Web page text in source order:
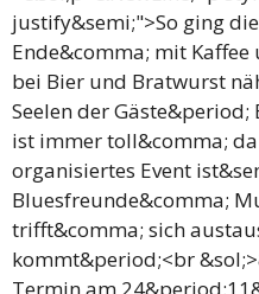
justify&semi;">So ging
Ende&comma; mit
bei Bier und Bratwurst
Seelen der Gäste&period;
ist immer toll&comma;
organisiertes Event
Bluesfreunde&comma;
trifft&comma; sich
kommt&period;<br
Termin am